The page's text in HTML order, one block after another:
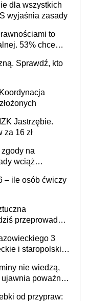
dla wszystkich
wyjaśnia zasady
to
53% chce
Sprawdź, kto
Jastrzębie.
za 16 zł
na
wciąż
– ile osób ćwiczy
przeprowadzić
3
i staropolskie.
nie wiedzą,
poważną
od przypraw: